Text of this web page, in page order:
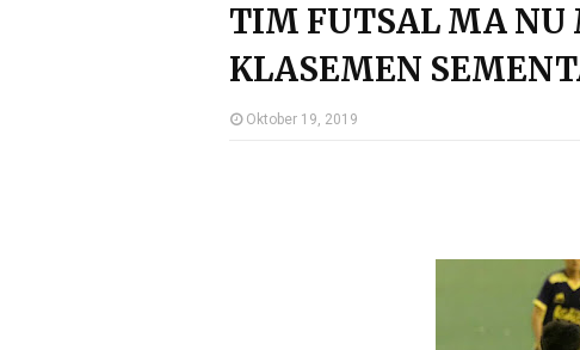
TIM FUTSAL MA NU
KLASEMEN
Oktober 19, 2019